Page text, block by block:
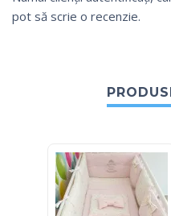
pot să scrie o recenzie.